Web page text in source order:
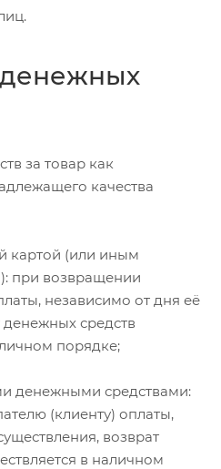
денежных
за товар как
качества
картой (или иным
при возвращении
независимо от дня её
денежных средств
порядке;
денежными средствами:
(клиенту) оплаты,
возврат
в наличном